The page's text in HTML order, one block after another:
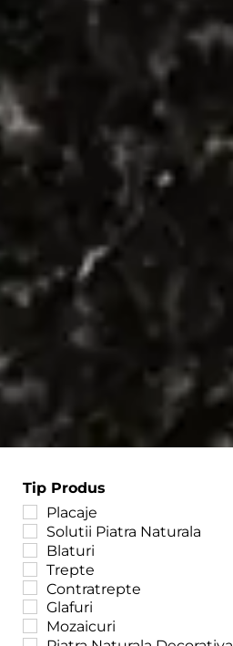
Tip Produs
Placaje
Solutii Piatra Naturala
Blaturi
Trepte
Contratrepte
Glafuri
Mozaicuri